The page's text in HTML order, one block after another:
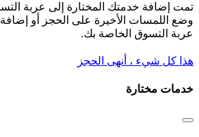
تمت إضافة خدمتك المختارة إلى عربة
وضع اللمسات الأخيرة على الحجز أو
عربة التسوق الخاصة بك.
هذا كل شيء ، أنهى الحجز
خدمات مختارة